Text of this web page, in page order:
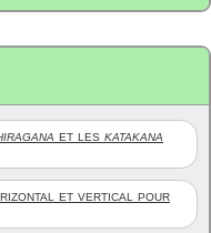
et les katakana
et vertical pour